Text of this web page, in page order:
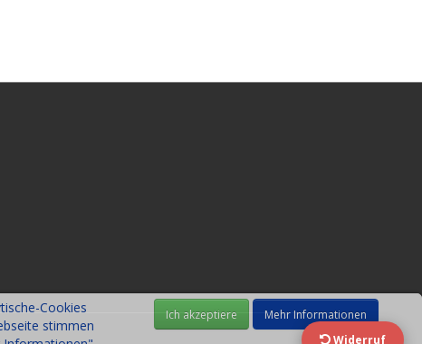
Cookies
stimmen
Mehr Informationen
Widerruf